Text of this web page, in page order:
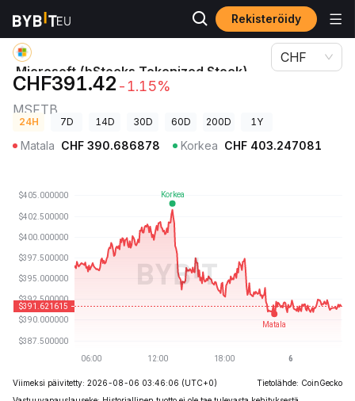
Rekisteröidy
Kryptohinnat Microsoft (bStocks Tokenized Stock)-hinta MSFTB
Microsoft (bStocks Tokenized Stock)-
hinta
MSFTB
CHF391.42 -1.15%
CHF
24H 7D 14D 30D 60D 200D 1Y
Matala CHF 390.686878 Korkea CHF 403.247081
Viimeksi päivitetty: 2026-08-06 03:46:06 (UTC+0)
Tietolähde: CoinGecko